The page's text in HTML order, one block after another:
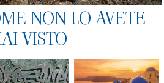
NON LO AVETE
VISTO